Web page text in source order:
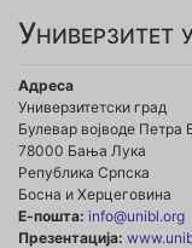
Адреса
Универзитетски град
Булевар војводе Петра
78000 Бања Лука
Република Српска
Босна и Херцеговина
Е-пошта: info@unibl.org
Презентација: